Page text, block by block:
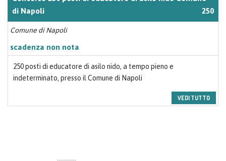
di Napoli
250
Comune di Napoli
scadenza non nota
250 posti di educatore di asilo nido, a tempo pieno e
indeterminato, presso il Comune di Napoli
VEDI TUTTO